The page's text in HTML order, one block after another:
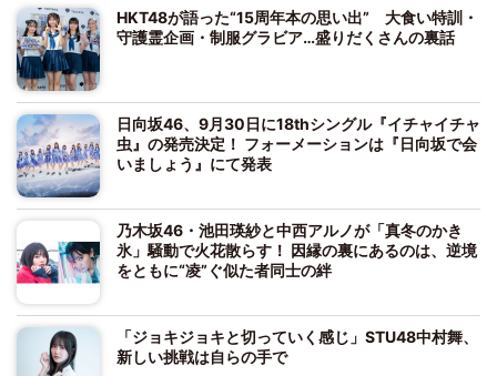
HKT48が語った“15周年本の思い出” 大食い特訓・
守護霊企画・制服グラビア…盛りだくさんの裏話
日向坂46、9月30日に18thシングル『イチャイチャ
虫』の発売決定！ フォーメーションは『日向坂で会
いましょう』にて発表
乃木坂46・池田瑛紗と中西アルノが「真冬のかき
氷」騒動で火花散らす！ 因縁の裏にあるのは、逆境
をともに“凌”ぐ似た者同士の絆
「ジョキジョキと切っていく感じ」STU48中村舞、
新しい挑戦は自らの手で